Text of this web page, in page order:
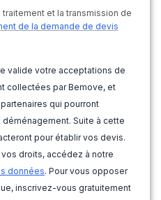
traitement et la transmission de
de la demande de devis
valide votre acceptations de
collectées par Bemove, et
qui pourront
Suite à cette
pour établir vos devis.
droits, accédez à notre
données. Pour vous opposer
inscrivez-vous gratuitement